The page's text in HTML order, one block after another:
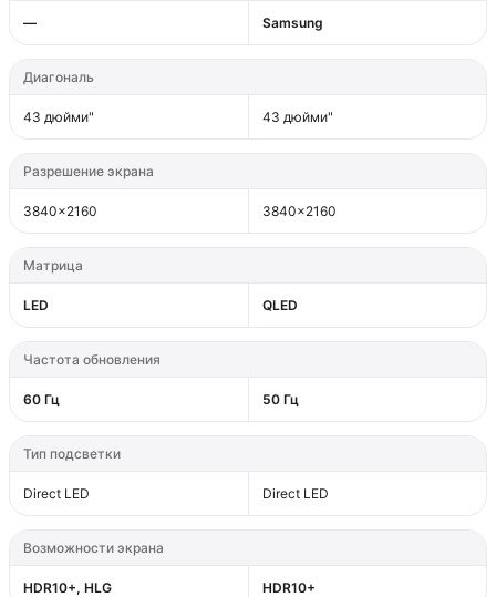
— Samsung
Диагональ
43 дюйми" 43 дюйми"
Разрешение экрана
3840×2160 3840×2160
Матрица
LED QLED
Частота обновления
60 Гц 50 Гц
Тип подсветки
Direct LED Direct LED
Возможности экрана
HDR10+, HLG HDR10+